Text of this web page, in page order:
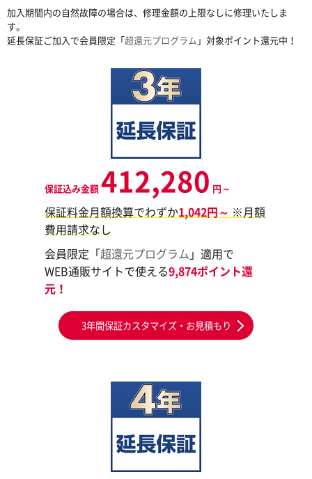
加入期間内の自然故障の場合は、修理金額の上限なしに修理いたしま
す。
延長保証ご加入で会員限定「超還元プログラム 」対象ポイント還元中！
保証込み金額412,280 円～
保証料金月額換算でわずか1,042円～ ※月額
費用請求なし
会員限定「超還元プログラム 」適用で
WEB通販サイトで使える9,874ポイント還
元！
3年間保証カスタマイズ・お見積もり